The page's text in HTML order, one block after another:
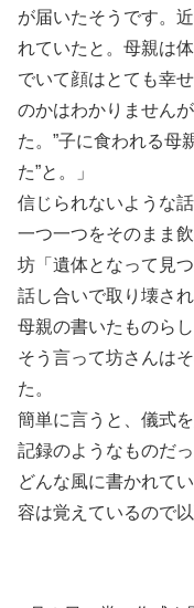
が届いたそうです。
れていたと。母親は
でいて顔はとても幸
のかはわかりません
た。”子に食われる母
た”と。」
信じられないような
一つ一つをそのまま飲
坊「遺体となって見
話し合いで取り壊さ
母親の書いたものら
そう言って坊さんは
た。
簡単に言うと、儀式
記録のようなものだっ
どんな風に書かれて
容は覚えているので